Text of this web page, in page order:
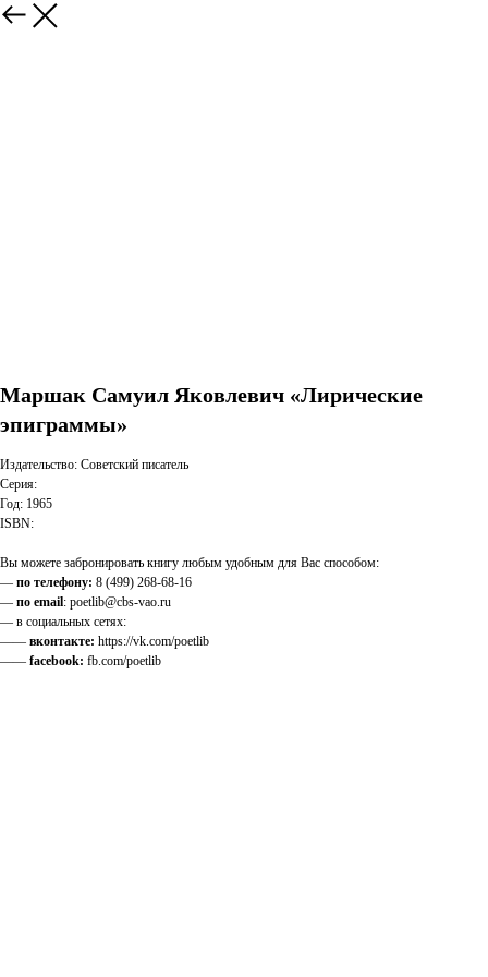
Маршак Самуил Яковлевич «Лирические
эпиграммы»
Издательство: Советский писатель
Серия:
Год: 1965
ISBN:
Вы можете забронировать книгу любым удобным для Вас способом:
— по телефону: 8 (499) 268-68-16
— по email: poetlib@cbs-vao.ru
— в социальных сетях:
—— вконтакте: https://vk.com/poetlib
—— facebook: fb.com/poetlib